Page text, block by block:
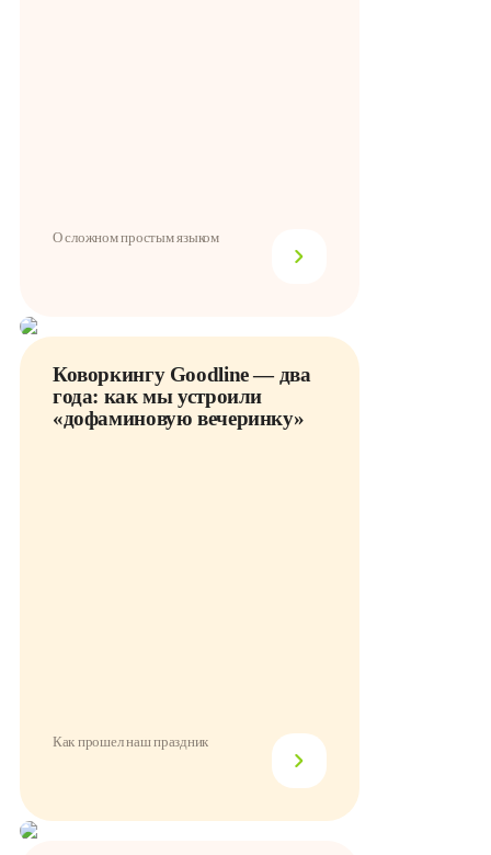
О сложном простым языком
Коворкингу Goodline — два
года: как мы устроили
«дофаминовую вечеринку»
Как прошел наш праздник